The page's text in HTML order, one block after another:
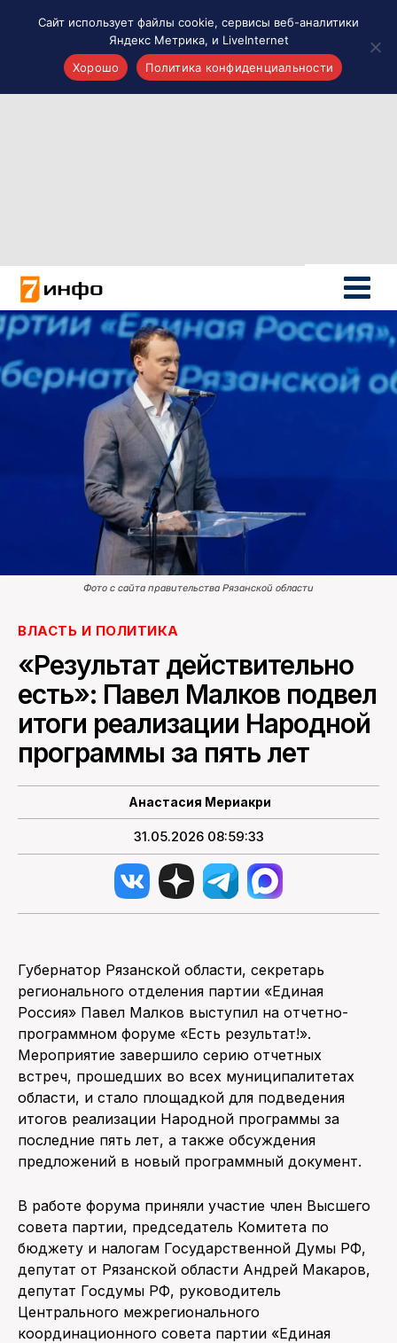
Новости России
Политика
Новости мира
Все материалы 7инфо
О НАС
ПОИСК ПО САЙТУ
Фото с сайта правительства Рязанской области
ВЛАСТЬ И ПОЛИТИКА
«Результат действительно
есть»: Павел Малков подвел
итоги реализации Народной
программы за пять лет
Анастасия Мериакри
31.05.2026 08:59:33
Губернатор Рязанской области, секретарь
регионального отделения партии «Единая
Россия» Павел Малков выступил на отчетно-
программном форуме «Есть результат!».
Мероприятие завершило серию отчетных
встреч, прошедших во всех муниципалитетах
области, и стало площадкой для подведения
итогов реализации Народной программы за
последние пять лет, а также обсуждения
предложений в новый программный документ.
В работе форума приняли участие член Высшего
совета партии, председатель Комитета по
бюджету и налогам Государственной Думы РФ,
депутат от Рязанской области Андрей Макаров,
депутат Госдумы РФ, руководитель
Центрального межрегионального
координационного совета партии «Единая
Сайт использует файлы cookie, сервисы веб-аналитики
Яндекс Метрика, и LiveInternet
Хорошо
Политика конфиденциальности